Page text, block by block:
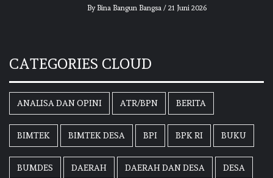
By Bina Bangun Bangsa/ 21 Juni 2026
CATEGORIES CLOUD
ANALISA DAN OPINI ATR/BPN BERITA
BIMTEK BIMTEK DESA BPI BPK RI BUKU
BUMDES DAERAH DAERAH DAN DESA DESA